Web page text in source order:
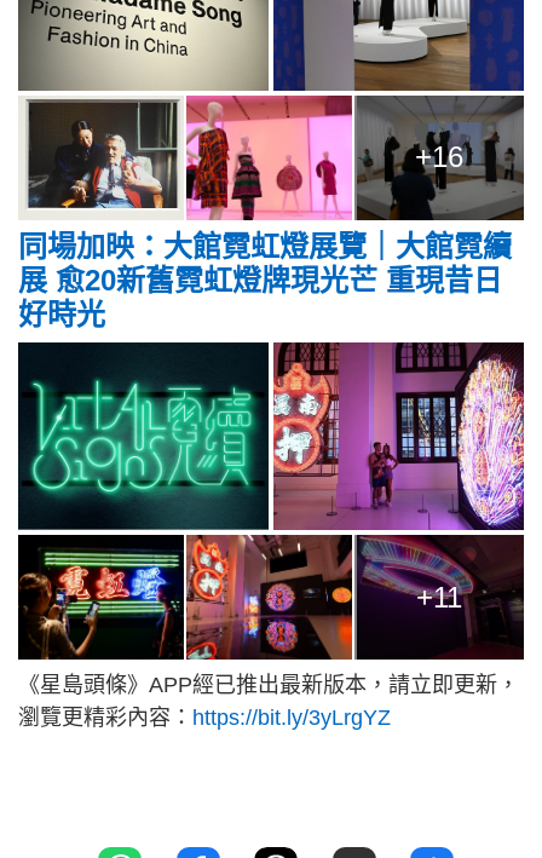
+16
同場加映： 大館霓虹燈展覽｜大館霓續
展 愈20新舊霓虹燈牌現光芒 重現昔日
好時光
+11
《星島頭條》APP經已推出最新版本，請立即更新，
瀏覽更精彩內容： https://bit.ly/3yLrgYZ